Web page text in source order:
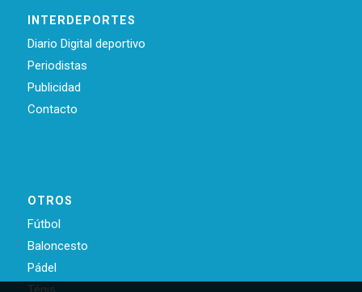
INTERDEPORTES
Diario Digital deportivo
Periodistas
Publicidad
Contacto
OTROS
Fútbol
Baloncesto
Pádel